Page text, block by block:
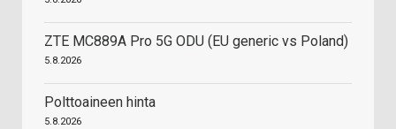
ZTE MC889A Pro 5G ODU (EU generic vs Poland)
5.8.2026
Polttoaineen hinta
5.8.2026